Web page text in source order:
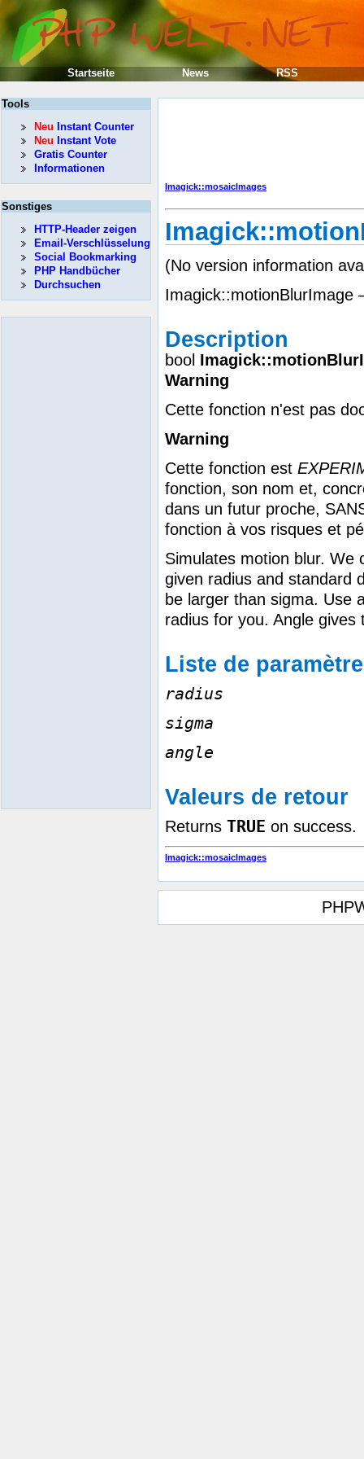
Imagick::mosaicImages
(No version information
Description
bool
Warning
Cette fonction n'est pas
Warning
Cette fonction est
fonction, son nom et,
dans un futur proche,
fonction à vos risques et
Simulates motion blur. We
given radius and standard
be larger than sigma. Use
radius for you. Angle
Liste de
radius
sigma
angle
Valeurs de retour
Returns TRUE on success.
Imagick::mosaicImages
Tools
Neu Instant Counter
Neu Instant Vote
Gratis Counter
Informationen
Sonstiges
HTTP-Header zeigen
Email-Verschlüsselung
Social Bookmarking
PHP Handbücher
Durchsuchen
Startseite News RSS